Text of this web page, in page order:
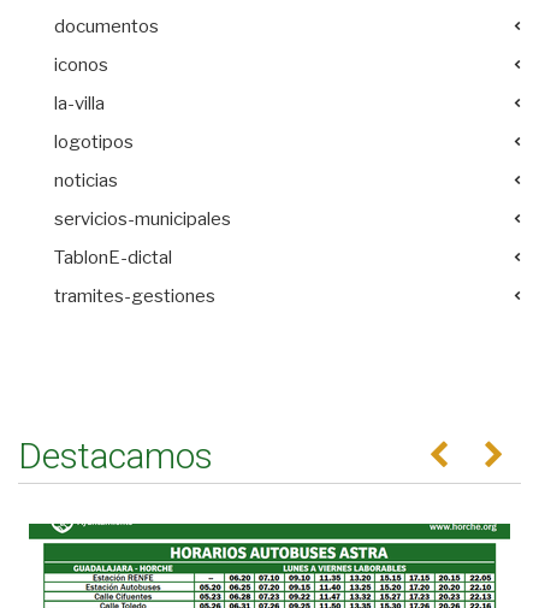
documentos
iconos
la-villa
logotipos
noticias
servicios-municipales
TablonE-dictal
tramites-gestiones
Destacamos Anterior